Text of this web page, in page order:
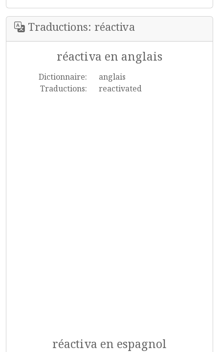
Traductions: réactiva
réactiva en anglais
Dictionnaire:
anglais
Traductions:
reactivated
réactiva en espagnol